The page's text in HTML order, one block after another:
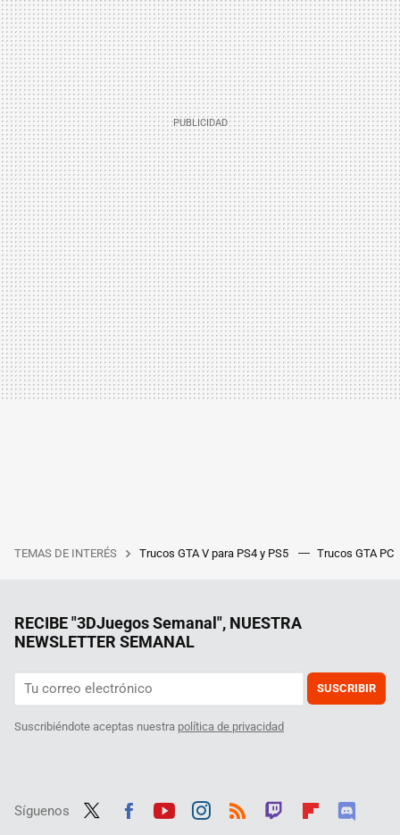
TEMAS DE INTERÉS Trucos GTA V para PS4 y PS5 Trucos GTA PC
RECIBE "3DJuegos Semanal", NUESTRA
NEWSLETTER SEMANAL
SUSCRIBIR
Suscribiéndote aceptas nuestra política de privacidad
Síguenos